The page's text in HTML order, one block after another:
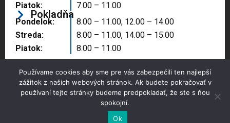
Piatok:
7.00 – 11.00
Pokladňa
Pondelok:
Streda:
Piatok:
8.00 – 11.00, 12.00 – 14.00
8.00 – 11.00, 14.00 – 15.00
8.00 – 11.00
Copyright © 2025 Správa majetku mesta, n.o.,
Partizánske
Používame cookies aby sme pre vás zabezpečili ten najlepší
zážitok z našich webových stránok. Ak budete pokračovať v
používaní tejto stránky budeme predpokladať, že ste s ňou
spokojní.
Ok